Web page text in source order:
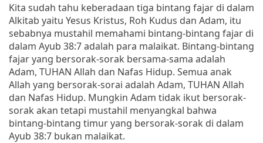
Kita sudah tahu keberadaan tiga bintang fajar di dalam
Alkitab yaitu Yesus Kristus, Roh Kudus dan Adam, itu
sebabnya mustahil memahami bintang-bintang fajar di
dalam Ayub 38:7 adalah para malaikat. Bintang-bintang
fajar yang bersorak-sorak bersama-sama adalah
Adam, TUHAN Allah dan Nafas Hidup. Semua anak
Allah yang bersorak-sorai adalah Adam, TUHAN Allah
dan Nafas Hidup. Mungkin Adam tidak ikut bersorak-
sorak akan tetapi mustahil menyangkal bahwa
bintang-bintang timur yang bersorak-sorak di dalam
Ayub 38:7 bukan malaikat.